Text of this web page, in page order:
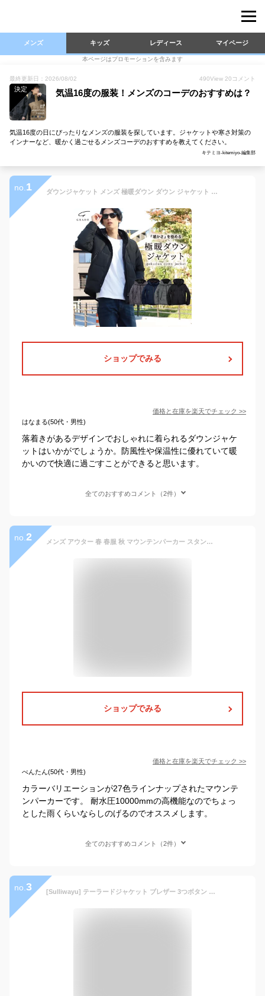
メンズ キッズ レディース マイページ
本ページはプロモーションを含みます
最終更新日：2026/08/02 490View 20 コメント
決定 気温16度の服装！メンズのコーデのおすすめは？
気温16度の日にぴったりなメンズの服装を探しています。ジャケットや寒さ対策の
インナーなど、暖かく過ごせるメンズコーデのおすすめを教えてください。
キテミヨ-kitemiyo-編集部
no. 1 ダウンジャケット メンズ 極暖ダウン ダウン ジャケット 防寒 秋 冬 ファッション 男性 紳士 アウター 軽量 メンズ かっこいい おしゃれ ギフト プレゼント ブラック 【平日14時迄のご注文・決済確定で当日発送】 ※在庫僅かです！※
ショップでみる
価格と在庫を楽天でチェック >>
はなまる(50代・男性)
落着きがあるデザインでおしゃれに着られるダウンジャケ
ットはいかがでしょうか。防風性や保温性に優れていて暖
かいので快適に過ごすことができると思います。
全てのおすすめコメント（2件）
no. 2 メンズ アウター 春 春服 秋 マウンテンパーカー スタンド フルジップ 耐水圧10000mm ウインドブレーカー ゴルフウェア 防寒 撥水 防風 秋冬 ストレッチ 防花粉 UPF30 マウンテン ゴルフ ブルゾン 全27色 ジェネレス 父の日 ギフト
ショップでみる
価格と在庫を楽天でチェック >>
べんたん(50代・男性)
カラーバリエーションが27色ラインナップされたマウンテ
ンパーカーです。 耐水圧10000mmの高機能なのでちょっ
とした雨くらいならしのげるのでオススメします。
全てのおすすめコメント（2件）
no. 3 [Sulliwayu] テーラードジャケット ブレザー 3つボタン コットン 防寒 防風 アウター カジュアル ビジネス スリム 秋冬 秋服 冬服 上着 メンズ ジャケット (グリーン, XL)